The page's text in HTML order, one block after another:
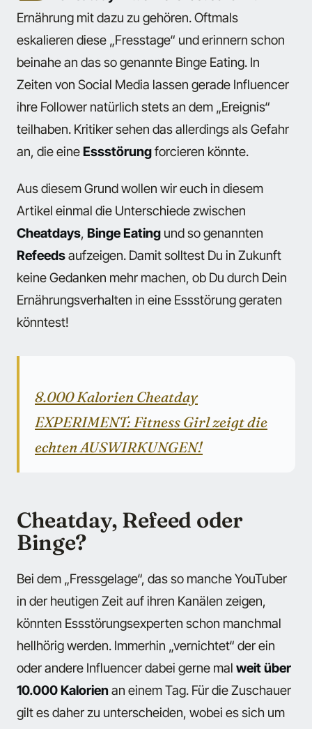
Ernährung mit dazu zu gehören. Oftmals
eskalieren diese „Fresstage“ und erinnern schon
beinahe an das so genannte Binge Eating. In
Zeiten von Social Media lassen gerade Influencer
ihre Follower natürlich stets an dem „Ereignis“
teilhaben. Kritiker sehen das allerdings als Gefahr
an, die eineEssstörungforcieren könnte.
Aus diesem Grund wollen wir euch in diesem
Artikel einmal die Unterschiede zwischen
Cheatdays, Binge Eating und so genannten
Refeedsaufzeigen. Damit solltest Du in Zukunft
keine Gedanken mehr machen, ob Du durch Dein
Ernährungsverhalten in eine Essstörung geraten
könntest!
8.000 Kalorien Cheatday
EXPERIMENT: Fitness Girl zeigt die
echten AUSWIRKUNGEN!
Cheatday, Refeed oder
Binge?
Bei dem „Fressgelage“, das so manche YouTuber
in der heutigen Zeit auf ihren Kanälen zeigen,
könnten Essstörungsexperten schon manchmal
hellhörig werden. Immerhin „vernichtet“ der ein
oder andere Influencer dabei gerne mal weit über
10.000 Kalorienan einem Tag. Für die Zuschauer
gilt es daher zu unterscheiden, wobei es sich um